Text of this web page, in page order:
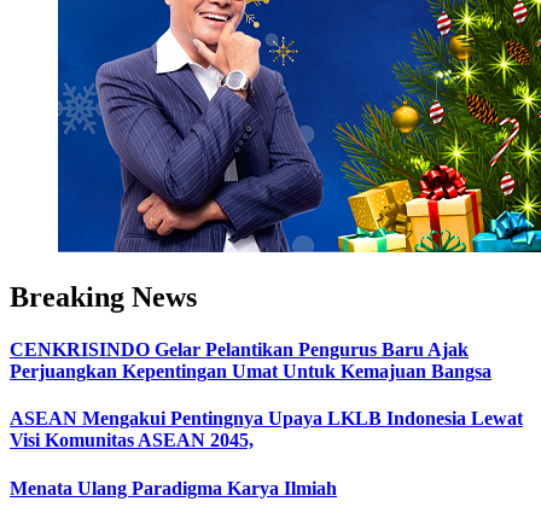
Breaking News
CENKRISINDO Gelar Pelantikan Pengurus Baru Ajak
Perjuangkan Kepentingan Umat Untuk Kemajuan Bangsa
ASEAN Mengakui Pentingnya Upaya LKLB Indonesia Lewat
Visi Komunitas ASEAN 2045,
Menata Ulang Paradigma Karya Ilmiah